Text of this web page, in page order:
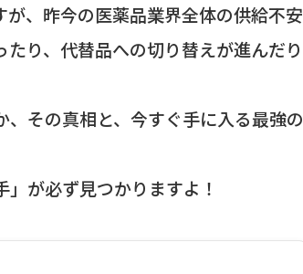
、昨今の医薬品業界全体の供給不安
り、代替品への切り替えが進んだり
その真相と、今すぐ手に入る最強の
が必ず見つかりますよ！